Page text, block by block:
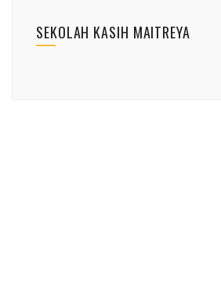
SEKOLAH KASIH MAITREYA